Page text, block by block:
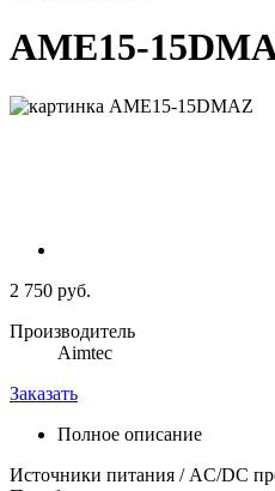
AME15-
2 750 руб.
Производитель
Aimtec
Заказать
Полное описание
Источники питания / AC/DC